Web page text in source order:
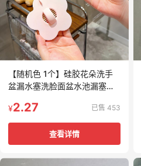
【随机色 1个】硅胶花朵洗手
盆漏水塞洗脸面盆水池漏塞子
¥2.27 已售 453
查看详情